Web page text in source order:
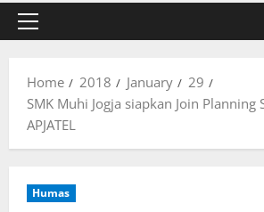
Primary
Home
2018 January
29
SMK Muhi Jogja siapkan Join Planning
APJATEL
Humas